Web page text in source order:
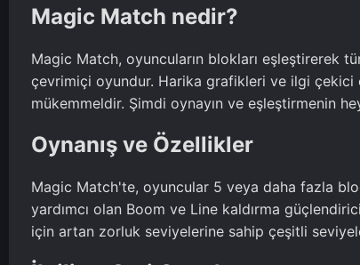
Magic Match nedir?
Magic Match, oyuncuların blokları eşleştirerek
çevrimiçi oyundur. Harika grafikleri ve ilgi çekici
mükemmeldir. Şimdi oynayın ve eşleştirmenin
Oynanış ve Özellikler
Magic Match'te, oyuncular 5 veya daha fazla
yardımcı olan Boom ve Line kaldırma
için artan zorluk seviyelerine sahip çeşitli